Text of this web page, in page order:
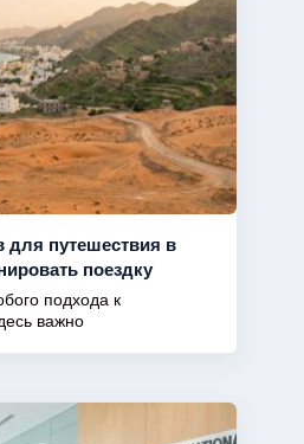
для путешествия в
поездку
подхода к
важно